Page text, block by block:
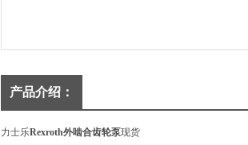
产品介绍：
力士乐Rexroth外啮合齿轮泵现货